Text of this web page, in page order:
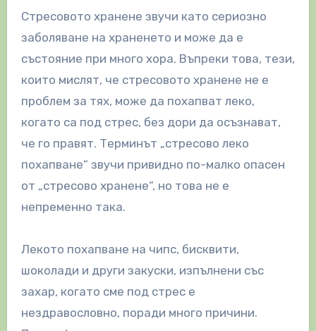
Стресовото хранене звучи като сериозно
заболяване на храненето и може да е
състояние при много хора. Въпреки това, тези,
които мислят, че стресовото хранене не е
проблем за тях, може да похапват леко,
когато са под стрес, без дори да осъзнават,
че го правят. Терминът „стресово леко
похапване“ звучи привидно по-малко опасен
от „стресово хранене“, но това не е
непременно така.
Лекото похапване на чипс, бисквити,
шоколади и други закуски, изпълнени със
захар, когато сме под стрес е
нездравословно, поради много причини.